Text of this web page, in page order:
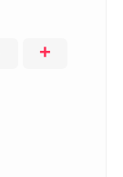
+